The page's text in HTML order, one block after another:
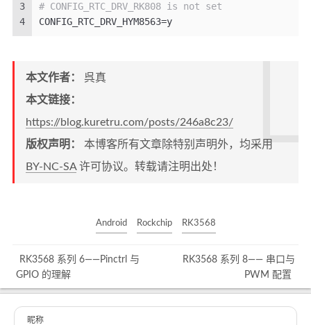
3
4
# CONFIG_RTC_DRV_RK808 is not set
CONFIG_RTC_DRV_HYM8563=y
本文作者： 呉真
本文链接：
https://blog.kuretru.com/posts/246a8c23/
版权声明： 本博客所有文章除特别声明外，均采用
BY-NC-SA许可协议。转载请注明出处！
Android Rockchip RK3568
RK3568 系列 6——Pinctrl 与
GPIO 的理解
RK3568 系列 8—— 串口与
PWM 配置
昵称